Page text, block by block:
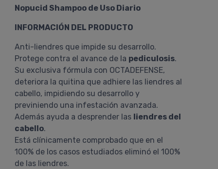
Nopucid Shampoo de Uso Diario
INFORMACIÓN DEL PRODUCTO
Anti-liendres que impide su desarrollo.
Protege contra el avance de la pediculosis.
Su exclusiva fórmula con OCTADEFENSE,
deteriora la quitina que adhiere las liendres al
cabello, impidiendo su desarrollo y
previniendo una infestación avanzada.
Además ayuda a desprender las liendres del
cabello.
Está clínicamente comprobado que en el
100% de los casos estudiados eliminó el 100%
de las liendres.